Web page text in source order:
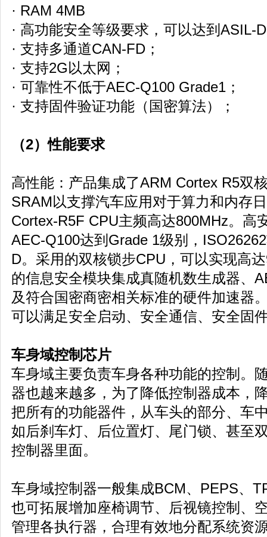
· RAM 4MB
· 高功能安全等级要求，可以达到ASIL-
· 支持多通道CAN-FD；
· 支持2G以太网；
· 可靠性不低于AEC-Q100 Grade1；
· 支持固件验证功能（国密算法）；
（2）性能要求
高性能：产品集成了ARM Cortex R5双
SRAM以支撑汽车应用对于算力和内存
Cortex-R5F CPU主频高达800MHz。高
AEC-Q100达到Grade 1级别，
D。采用的双核锁步CPU，可以实现高
的信息安全模块集成真随机数生成器、
及符合国密商密相关标准的硬件加速器
可以满足安全启动、安全通信、安全固
车身域控制芯片
车身域主要负责车身各种功能的控制。
器也越来越多，为了降低控制器成本，
把所有的功能器件，从车头的部分、车
如后刹车灯、后位置灯、尾门锁、甚至
控制器里面。
车身域控制器一般集成BCM、PEPS、
也可拓展增加座椅调节、后视镜控制、
管理各执行器，合理有效地分配系统资